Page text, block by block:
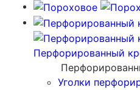
Перфорированный
Уголки